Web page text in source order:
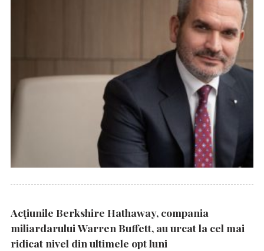
Acțiunile Berkshire Hathaway, compania
miliardarului Warren Buffett, au urcat la cel mai
ridicat nivel din ultimele opt luni